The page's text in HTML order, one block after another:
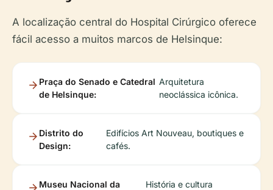
A localização central do Hospital Cirúrgico oferece
fácil acesso a muitos marcos de Helsinque:
Praça do Senado e Catedral
de Helsinque:
Arquitetura
neoclássica icônica.
Distrito do
Design:
Edifícios Art Nouveau, boutiques e
cafés.
Museu Nacional da
História e cultura